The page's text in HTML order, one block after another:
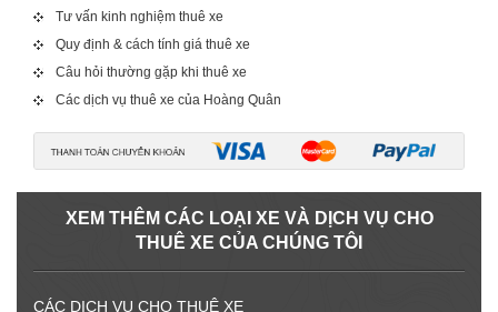
Tư vấn kinh nghiệm thuê xe
Quy định & cách tính giá thuê xe
Câu hỏi thường gặp khi thuê xe
Các dịch vụ thuê xe của Hoàng Quân
XEM THÊM CÁC LOẠI XE VÀ DỊCH VỤ CHO
THUÊ XE CỦA CHÚNG TÔI
CÁC DỊCH VỤ CHO THUÊ XE